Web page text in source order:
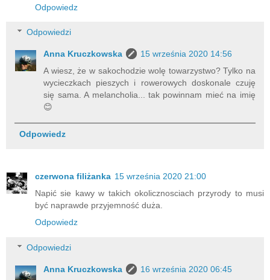
Odpowiedz
Odpowiedzi
Anna Kruczkowska
15 września 2020 14:56
A wiesz, że w sakochodzie wolę towarzystwo? Tylko na
wycieczkach pieszych i rowerowych doskonale czuję
się sama. A melancholia... tak powinnam mieć na imię
😊
Odpowiedz
czerwona filiżanka 15 września 2020 21:00
Napić sie kawy w takich okolicznosciach przyrody to musi
być naprawde przyjemność duża.
Odpowiedz
Odpowiedzi
Anna Kruczkowska
16 września 2020 06:45